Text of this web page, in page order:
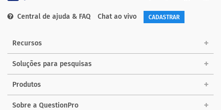
Central de ajuda & FAQ Chat ao vivo CADASTRAR
Recursos
Soluções para pesquisas
Produtos
Sobre a QuestionPro